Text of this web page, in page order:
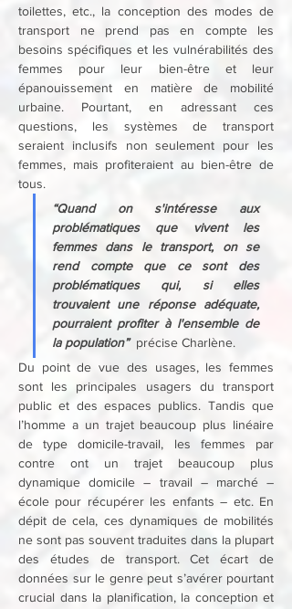
toilettes, etc., la conception des modes de
transport ne prend pas en compte les
besoins spécifiques et les vulnérabilités des
femmes pour leur bien-être et leur
épanouissement en matière de mobilité
urbaine. Pourtant, en adressant ces
questions, les systèmes de transport
seraient inclusifs non seulement pour les
femmes, mais profiteraient au bien-être de
tous.
“Quand on s'intéresse aux
problématiques que vivent les
femmes dans le transport, on se
rend compte que ce sont des
problématiques qui, si elles
trouvaient une réponse adéquate,
pourraient profiter à l'ensemble de
la population” précise Charlène.
Du point de vue des usages, les femmes
sont les principales usagers du transport
public et des espaces publics. Tandis que
l’homme a un trajet beaucoup plus linéaire
de type domicile-travail, les femmes par
contre ont un trajet beaucoup plus
dynamique domicile – travail – marché –
école pour récupérer les enfants – etc. En
dépit de cela, ces dynamiques de mobilités
ne sont pas souvent traduites dans la plupart
des études de transport. Cet écart de
données sur le genre peut s’avérer pourtant
crucial dans la planification, la conception et